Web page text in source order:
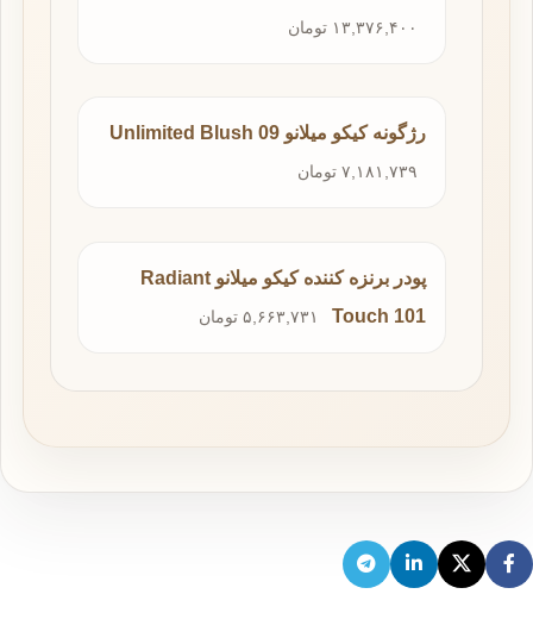
۱۳,۳۷۶,۴۰۰ تومان
رژگونه کیکو میلانو Unlimited Blush 09
۷,۱۸۱,۷۳۹ تومان
پودر برنزه کننده کیکو میلانو Radiant
Touch 101
۵,۶۶۳,۷۳۱ تومان